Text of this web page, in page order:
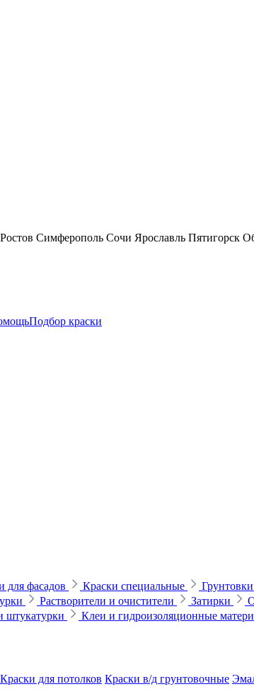
Ростов Симферополь Сочи Ярославль Пятигорск
Подбор краски
для фасадов Краски специальные Грунтовки
Растворители и очистители Затирки
штукатурки Клеи и гидроизоляционные
Краски для потолков Краски в/д грунтовочные